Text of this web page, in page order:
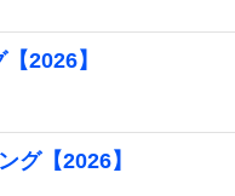
2026】
グ【2026】